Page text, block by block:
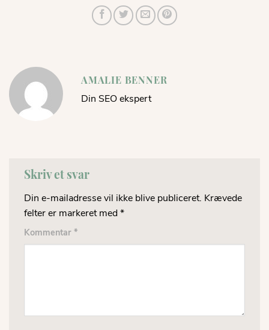
AMALIE BENNER
Din SEO ekspert
Skriv et svar
Din e-mailadresse vil ikke blive publiceret. Krævede
felter er markeret med *
Kommentar *